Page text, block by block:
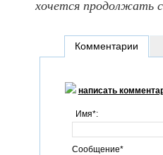
хочется продолжать
Комментарии
написать
Имя*:
Сообщение*